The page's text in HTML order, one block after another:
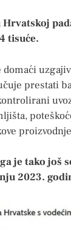
tisuće.
domaći
prestati
je tako još
2023.